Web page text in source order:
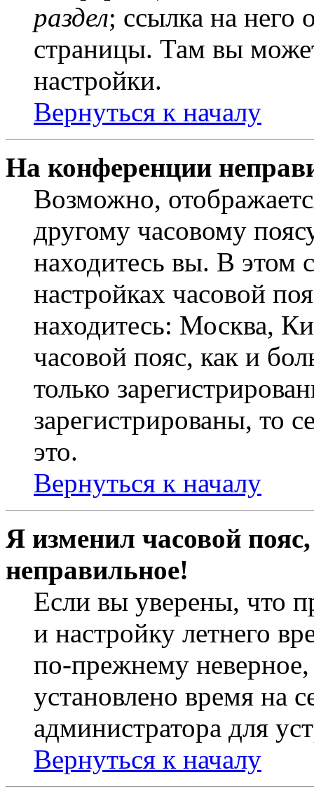
раздел; ссылка на него
страницы. Там вы
настройки.
Вернуться к началу
На конференции
Возможно,
другому часовому
находитесь вы. В этом
настройках часовой
находитесь: Москва,
часовой пояс, как и
только
зарегистрированы, то
это.
Вернуться к началу
Я изменил часовой
неправильное!
Если вы уверены, что
и настройку летнего
по-прежнему неверное,
установлено время на
администратора для
Вернуться к началу